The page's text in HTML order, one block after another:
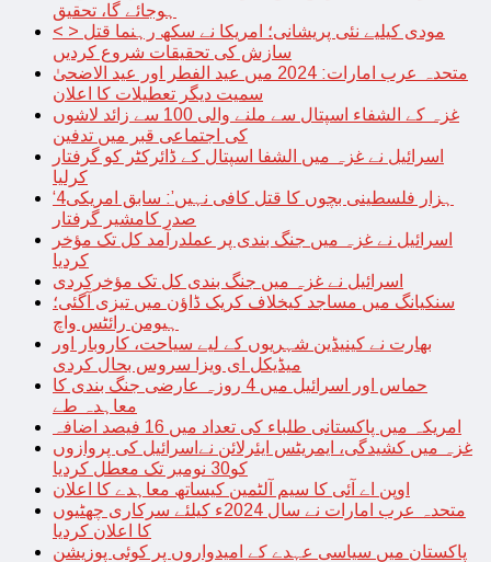
ہوجائے گا، تحقیق
< > مودی کیلیے نئی پریشانی؛ امریکا نے سکھ رہنما قتل
سازش کی تحقیقات شروع کردیں
متحدہ عرب امارات: 2024 میں عید الفطر اور عید الاضحیٰ
سمیت دیگر تعطیلات کا اعلان
غزہ کے الشفاء اسپتال سے ملنے والی 100 سے زائد لاشوں
کی اجتماعی قبر میں تدفین
اسرائیل نے غزہ میں الشفا اسپتال کے ڈائرکٹر کو گرفتار
کرلیا
‘4ہزار فلسطینی بچوں کا قتل کافی نہیں’: سابق امریکی
صدر کامشیر گرفتار
اسرائیل نے غزہ میں جنگ بندی پر عملدرآمد کل تک مؤخر
کردیا
اسرائیل نے غزہ میں جنگ بندی کل تک مؤخرکردی
سنکیانگ میں مساجد کیخلاف کریک ڈاؤن میں تیزی آگئی؛
ہیومن رائٹس واچ
بھارت نے کینیڈین شہریوں کے لیے سیاحت، کاروبار اور
میڈیکل ای ویزا سروس بحال کردی
حماس اور اسرائیل میں 4 روزہ عارضی جنگ بندی کا
معاہدہ طے
امریکہ میں پاکستانی طلباء کی تعداد میں 16 فیصد اضافہ
غزہ میں کشیدگی، ایمریٹس ایئرلائن نےاسرائیل کی پروازوں
کو30 نومبر تک معطل کردیا
اوپن اے آئی کا سیم آلٹمین کیساتھ معاہدے کا اعلان
متحدہ عرب امارات نے سال 2024ء کیلئے سرکاری چھٹیوں
کا اعلان کردیا
پاکستان میں سیاسی عہدے کے امیدواروں پر کوئی پوزیشن